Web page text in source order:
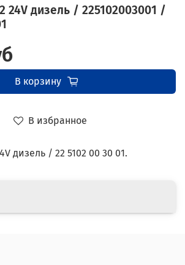
24V дизель / 225102003001 /
В избранное
В корзину
дизель / 22 5102 00 30 01.